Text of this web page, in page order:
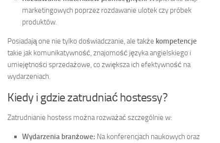
marketingowych poprzez rozdawanie ulotek czy próbek
produktów.
Posiadają one nie tylko doświadczanie, ale także kompetencje
takie jak komunikatywność, znajomość języka angielskiego i
umiejętności sprzedażowe, co zwiększa ich efektywność na
wydarzeniach.
Kiedy i gdzie zatrudniać hostessy?
Zatrudnianie hostess można rozważać szczególnie w:
Wydarzenia branżowe: Na konferencjach naukowych oraz